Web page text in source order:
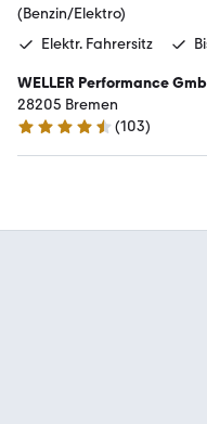
(Benzin/Elektro)
Elektr. Fahrersitz
WELLER Performance
28205 Bremen
4.3 Sterne
(103)